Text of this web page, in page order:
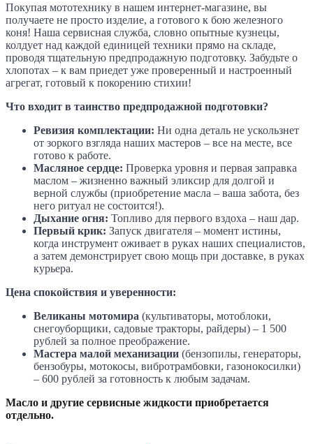
Покупая мототехнику в нашем интернет-магазине, вы
получаете не просто изделие, а готового к бою железного
коня! Наша сервисная служба, словно опытные кузнецы,
колдует над каждой единицей техники прямо на складе,
проводя тщательную предпродажную подготовку. Забудьте о
хлопотах – к вам приедет уже проверенный и настроенный
агрегат, готовый к покорению стихии!
Что входит в таинство предпродажной подготовки?
Ревизия комплектации: Ни одна деталь не ускользнет
от зоркого взгляда наших мастеров – все на месте, все
готово к работе.
Масляное сердце: Проверка уровня и первая заправка
маслом – жизненно важный эликсир для долгой и
верной службы (приобретение масла – ваша забота, без
него ритуал не состоится!).
Дыхание огня: Топливо для первого вздоха – наш дар.
Первый крик: Запуск двигателя – момент истины,
когда инструмент оживает в руках наших специалистов,
а затем демонстрирует свою мощь при доставке, в руках
курьера.
Цена спокойствия и уверенности:
Великаны мотомира (культиваторы, мотоблоки,
снегоуборщики, садовые тракторы, райдеры) – 1 500
рублей за полное преображение.
Мастера малой механизации (бензопилы, генераторы,
бензобуры, мотокосы, вибротрамбовки, газонокосилки)
– 600 рублей за готовность к любым задачам.
Масло и другие сервисные жидкости приобретается
отдельно.